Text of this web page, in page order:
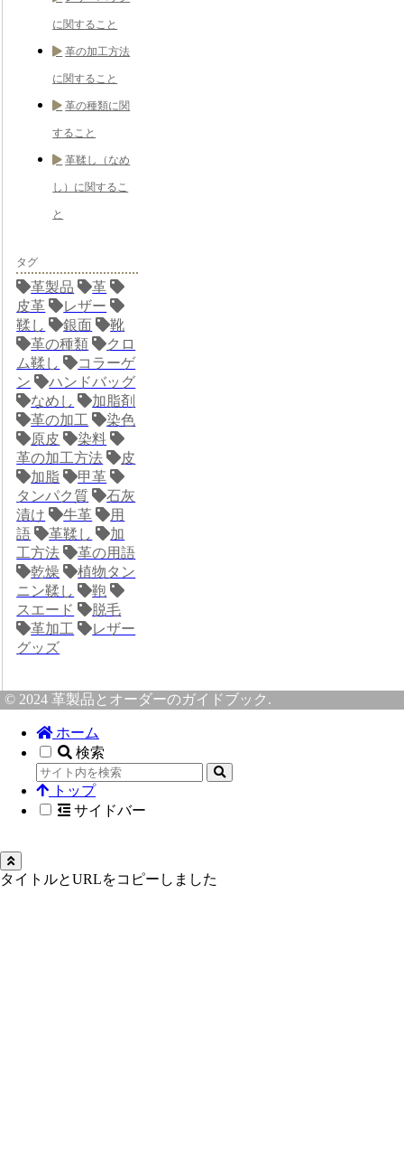
に関すること
革の加工方法
に関すること
革の種類に関
すること
革鞣し（なめ
し）に関するこ
と
タグ
革製品
革
皮革
レザー
鞣し
銀面
靴
革の種類
クロ
ム鞣し
コラーゲ
ン
ハンドバッグ
なめし
加脂剤
革の加工
染色
原皮
染料
革の加工方法
皮
加脂
甲革
タンパク質
石灰
漬け
牛革
用
語
革鞣し
加
工方法
革の用語
乾燥
植物タン
ニン鞣し
鞄
スエード
脱毛
革加工
レザー
グッズ
© 2024 革製品とオーダーのガイドブック.
ホーム
検索
トップ
サイドバー
タイトルとURLをコピーしました